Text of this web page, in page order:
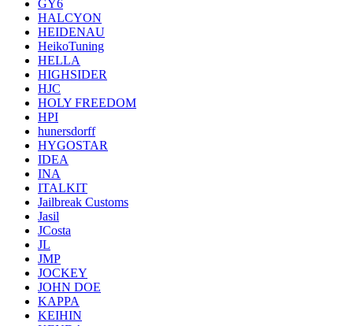
GY6
HALCYON
HEIDENAU
HeikoTuning
HELLA
HIGHSIDER
HJC
HOLY FREEDOM
HPI
hunersdorff
HYGOSTAR
IDEA
INA
ITALKIT
Jailbreak Customs
Jasil
JCosta
JL
JMP
JOCKEY
JOHN DOE
KAPPA
KEIHIN